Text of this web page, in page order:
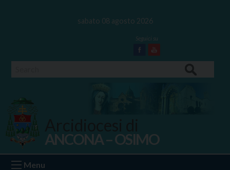
sabato 08 agosto 2026
Facebook
Youtube
Ancona Osimo
ANCONA – OSIMO
Menu